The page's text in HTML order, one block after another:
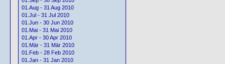
01.Aug - 31 Aug 2010
01.Jul - 31 Jul 2010
01.Jun - 30 Jun 2010
01.Mai - 31 Mai 2010
01.Apr - 30 Apr 2010
01.Mär - 31 Mär 2010
01.Feb - 28 Feb 2010
01.Jan - 31 Jan 2010